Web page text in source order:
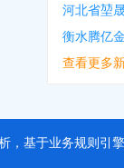
河北省堃
衡水腾亿
查看更多
，基于业务规则引